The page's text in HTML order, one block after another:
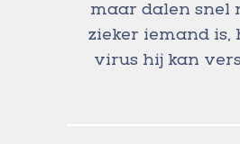
maar dalen snel
zieker iemand is,
virus hij kan